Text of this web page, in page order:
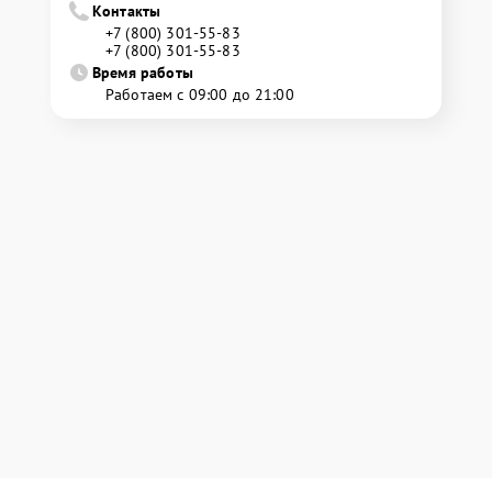
Контакты
+7 (800) 301-55-83
+7 (800) 301-55-83
Время работы
Работаем с 09:00 до 21:00